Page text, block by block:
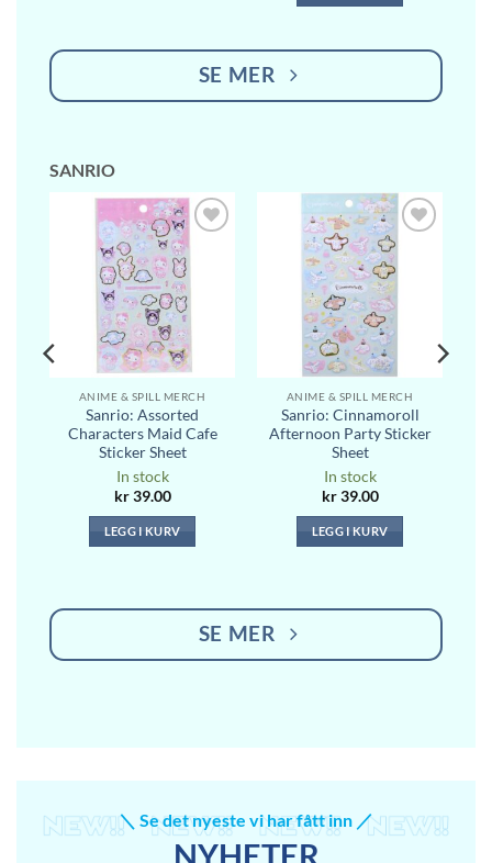
SE MER
SANRIO
Legg til i
ønskeliste
ANIME & SPILL MERCH
Sanrio: Assorted
Characters Maid Cafe
Sticker Sheet
In stock
kr39.00
LEGG I KURV
Legg til i
ønskeliste
ANIME & SPILL MERCH
Sanrio: Cinnamoroll
Afternoon Party Sticker
Sheet
In stock
kr39.00
LEGG I KURV
SE MER
＼ Se det nyeste vi har fått inn ／
NYHETER